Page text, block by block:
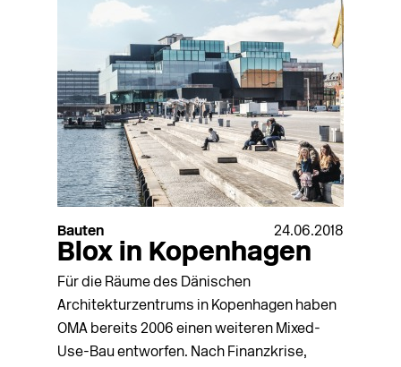
Bauten 24.06.2018
Blox in Kopenhagen
Für die Räume des Dänischen
Architekturzentrums in Kopenhagen haben
OMA bereits 2006 einen weiteren Mixed-
Use-Bau ent­­wor­fen. Nach Finanzkrise,